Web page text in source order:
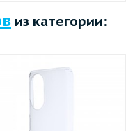
из категории: